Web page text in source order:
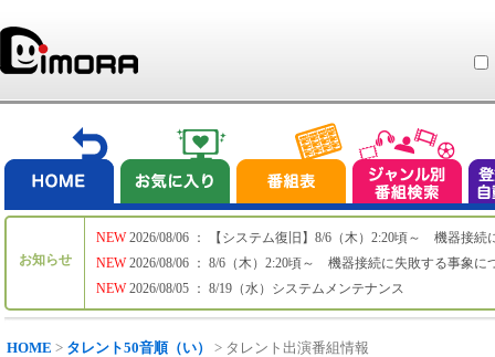
お知らせ
NEW
NEW
NEW
2026/08/06 ： 【システム復旧】8/6（木）2:20頃～ 機器接続
2026/08/06 ： 8/6（木）2:20頃～ 機器接続に失敗する事象に
2026/08/05 ： 8/19（水）システムメンテナンス
HOME > タレント50音順（い） > タレント出演番組情報